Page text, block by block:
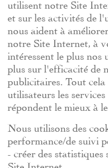
utilisent notre Site
et sur les activités de
nous aident à
notre Site Internet, à
intéressent le plus nos
plus sur l'efficacité de
publicitaires. Tout
utilisateurs les
répondent le mieux à
Nous utilisons des
performance/de suivi
- créer des
Site Internet